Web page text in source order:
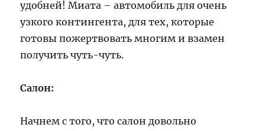
удобней! Миата – автомобиль для очень
узкого контингента, для тех, которые
готовы пожертвовать многим и взамен
получить чуть-чуть.
Салон:
Начнем с того, что салон довольно